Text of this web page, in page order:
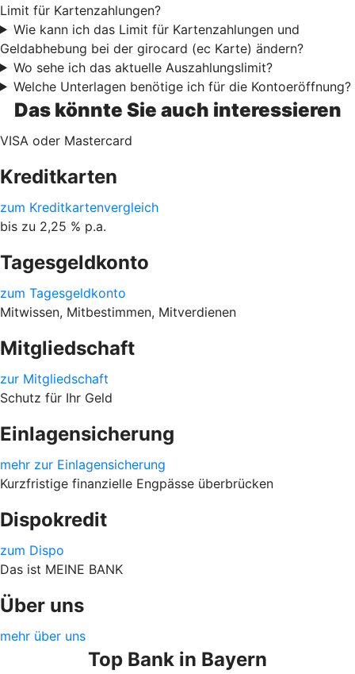
Limit für Kartenzahlungen?
Wie kann ich das Limit für Kartenzahlungen und
Geldabhebung bei der girocard (ec Karte) ändern?
Wo sehe ich das aktuelle Auszahlungslimit?
Welche Unterlagen benötige ich für die Kontoeröffnung?
Das könnte Sie auch interessieren
VISA oder Mastercard
Kreditkarten
zum Kreditkartenvergleich
bis zu 2,25 % p.a.
Tagesgeldkonto
zum Tagesgeldkonto
Mitwissen, Mitbestimmen, Mitverdienen
Mitgliedschaft
zur Mitgliedschaft
Schutz für Ihr Geld
Einlagensicherung
mehr zur Einlagensicherung
Kurzfristige finanzielle Engpässe überbrücken
Dispokredit
zum Dispo
Das ist MEINE BANK
Über uns
mehr über uns
Top Bank in Bayern